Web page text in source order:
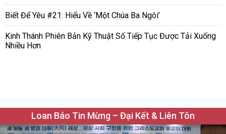
Biết Để Yêu #21: Hiểu Về ‘Một Chúa Ba Ngôi’
Kinh Thánh Phiên Bản Kỹ Thuật Số Tiếp Tục Được Tải Xuống
Nhiều Hơn
Loan Báo Tin Mừng – Đại Kết & Liên Tôn